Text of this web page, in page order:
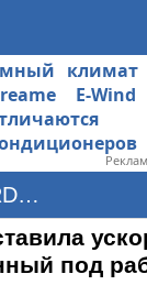
климат
E-
НОВОСТИ HARDWARE
под